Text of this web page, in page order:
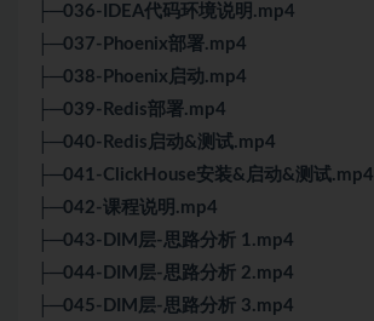
├─036-IDEA代码环境说明.mp4
├─037-Phoenix部署.mp4
├─038-Phoenix启动.mp4
├─039-Redis部署.mp4
├─040-Redis启动&测试.mp4
├─041-ClickHouse安装&启动&测试.mp4
├─042-课程说明.mp4
├─043-DIM层-思路分析 1.mp4
├─044-DIM层-思路分析 2.mp4
├─045-DIM层-思路分析 3.mp4